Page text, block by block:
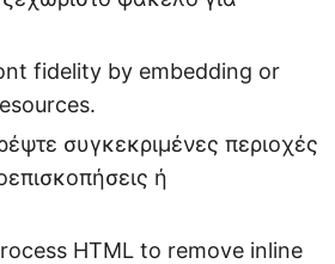
fidelity by embedding or
συγκεκριμένες περιοχές
ή
HTML to remove inline